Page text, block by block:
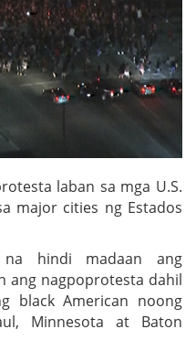
laban sa mga U.S.
major cities ng Estados
hindi madaan ang
ang nagpoprotesta dahil
black American noong
Minnesota at Baton